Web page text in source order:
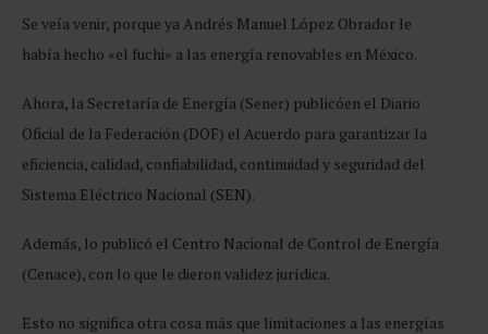
Se veía venir, porque ya Andrés Manuel López Obrador le
había hecho «el fuchi» a las energía renovables en México.
Ahora, la Secretaría de Energía (Sener) publicóen el Diario
Oficial de la Federación (DOF) el Acuerdo para garantizar la
eficiencia, calidad, confiabilidad, continuidad y seguridad del
Sistema Eléctrico Nacional (SEN).
Además, lo publicó el Centro Nacional de Control de Energía
(Cenace), con lo que le dieron validez jurídica.
Esto no significa otra cosa más que limitaciones a las energías